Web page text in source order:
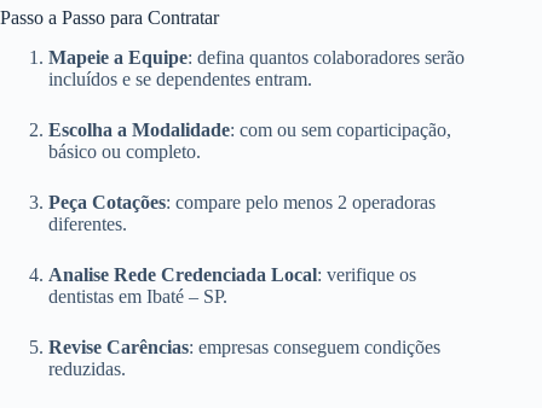
Passo a Passo para Contratar
Mapeie a Equipe: defina quantos colaboradores serão
incluídos e se dependentes entram.
Escolha a Modalidade: com ou sem coparticipação,
básico ou completo.
Peça Cotações: compare pelo menos 2 operadoras
diferentes.
Analise Rede Credenciada Local: verifique os
dentistas em Ibaté – SP.
Revise Carências: empresas conseguem condições
reduzidas.